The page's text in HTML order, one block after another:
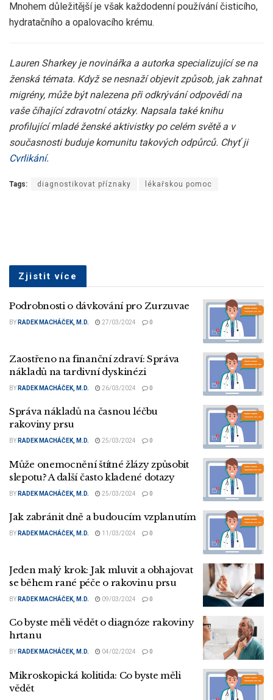
Mnohem důležitější je však každodenní používání čisticího,
hydratačního a opalovacího krému.
Lauren Sharkey je novinářka a autorka specializující se na
ženská témata. Když se nesnaží objevit způsob, jak zahnat
migrény, může být nalezena při odkrývání odpovědí na
vaše číhající zdravotní otázky. Napsala také knihu
profilující mladé ženské aktivistky po celém světě a v
současnosti buduje komunitu takových odpůrců. Chyť ji
Cvrlikání.
Tags: diagnostikovat příznaky lékařskou pomoc
Zjistit více
Podrobnosti o dávkování pro Zurzuvae
BY RADEK MACHÁČEK, M.D. 27/03/2024 0
Zaostřeno na finanční zdraví: Správa
nákladů na tardivní dyskinézi
BY RADEK MACHÁČEK, M.D. 26/03/2024 0
Správa nákladů na časnou léčbu
rakoviny prsu
BY RADEK MACHÁČEK, M.D. 25/03/2024 0
Může onemocnění štítné žlázy způsobit
slepotu? A další často kladené dotazy
BY RADEK MACHÁČEK, M.D. 25/03/2024 0
Jak zabránit dně a budoucím vzplanutím
BY RADEK MACHÁČEK, M.D. 11/03/2024 0
Jeden malý krok: Jak mluvit a obhajovat
se během rané péče o rakovinu prsu
BY RADEK MACHÁČEK, M.D. 09/03/2024 0
Co byste měli vědět o diagnóze rakoviny
hrtanu
BY RADEK MACHÁČEK, M.D. 04/02/2024 0
Mikroskopická kolitida: Co byste měli
vědět